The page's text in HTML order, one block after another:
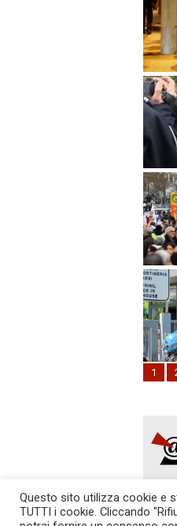
1
Questo sito utilizza cookie e
TUTTI i cookie. Cliccando